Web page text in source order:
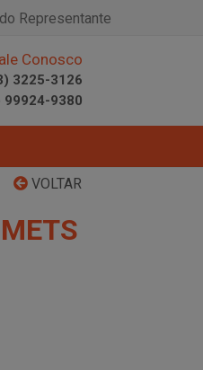
Representante
Conosco
3225-3126
99924-9380
VOLTAR